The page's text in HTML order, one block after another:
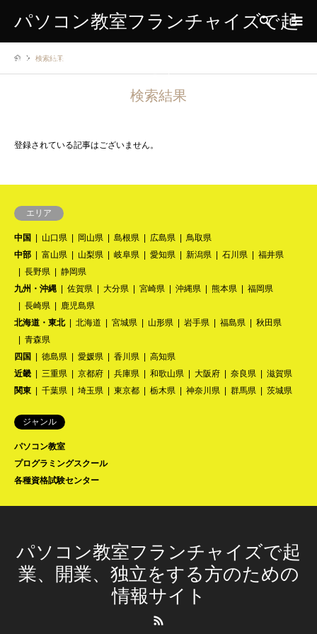
パソコン教室フランチャイズで起
業、開業、独立をする方のための
検索
検索結果
検索結果
登録されている記事はございません。
エリア
中国 山口県 岡山県 島根県 広島県
鳥取県
中部
富山県 山梨県 岐阜県 愛知県 新潟県 石川県
福井県
長野県
静岡県
九州・沖縄
佐賀県 大分県 宮崎県 沖縄県 熊本県
福岡県
長崎県
鹿児島県
北海道・東北
北海道 宮城県 山形県 岩手県 福島県
秋田県
青森県
四国
徳島県 愛媛県 香川県
高知県
近畿
三重県 京都府 兵庫県 和歌山県 大阪府 奈良県
滋賀県
関東
千葉県 埼玉県 東京都 栃木県 神奈川県 群馬県 茨城県
ジャンル
パソコン教室
プログラミングスクール
各種資格試験センター
パソコン教室フランチャイズで起
業、開業、独立をする方のための
情報サイト